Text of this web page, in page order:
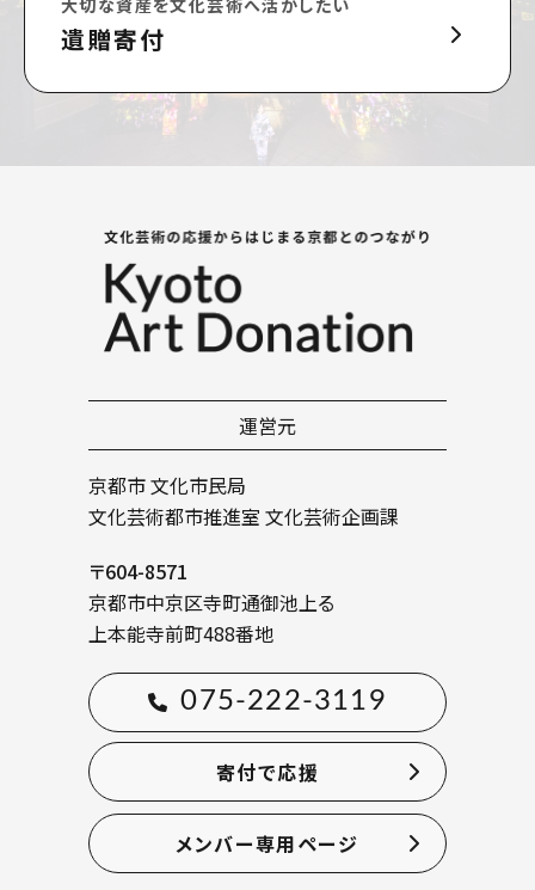
大切な資産を文化芸術へ活かしたい
遺贈寄付
運営元
京都市 文化市民局
文化芸術都市推進室 文化芸術企画課
〒604-8571
京都市中京区寺町通御池上る
上本能寺前町488番地
075-222-3119
寄付で応援
メンバー専用ページ